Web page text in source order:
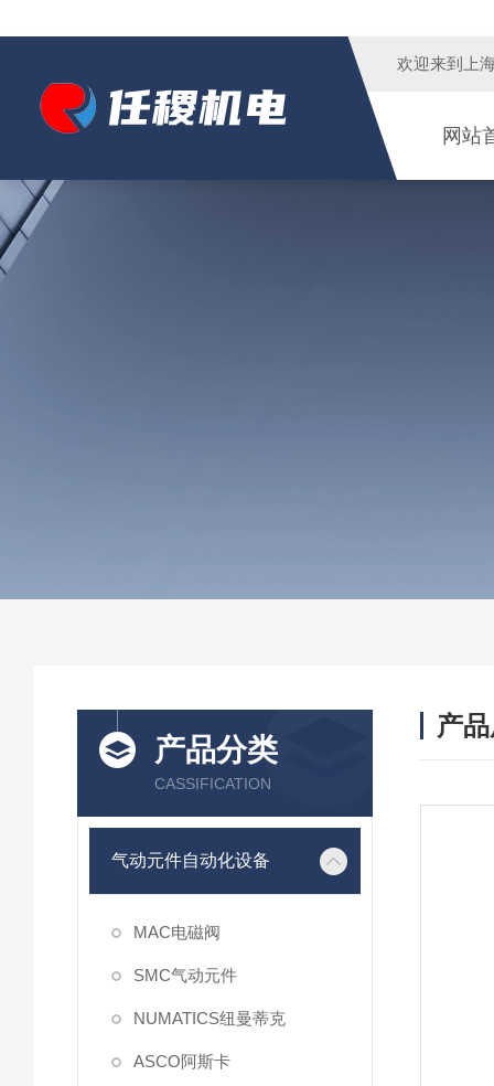
欢迎来到 上
网站
产品分类
CASSIFICATION
气动元件自动化设备
MAC电磁阀
SMC气动元件
NUMATICS纽曼蒂克
ASCO阿斯卡
产